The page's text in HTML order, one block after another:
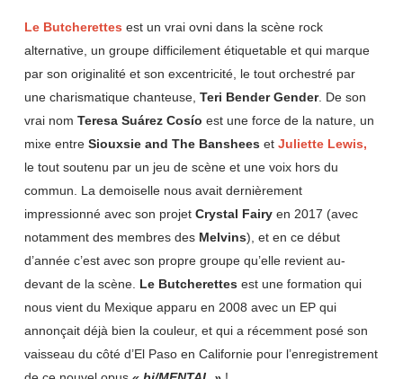
Le Butcherettes est un vrai ovni dans la scène rock
alternative, un groupe difficilement étiquetable et qui marque
par son originalité et son excentricité, le tout orchestré par
une charismatique chanteuse, Teri Bender Gender. De son
vrai nom Teresa Suárez Cosío est une force de la nature, un
mixe entre Siouxsie and The Banshees et Juliette Lewis,
le tout soutenu par un jeu de scène et une voix hors du
commun. La demoiselle nous avait dernièrement
impressionné avec son projet Crystal Fairyen 2017 (avec
notamment des membres des Melvins), et en ce début
d’année c’est avec son propre groupe qu’elle revient au-
devant de la scène. Le Butcherettes est une formation qui
nous vient du Mexique apparu en 2008 avec un EP qui
annonçait déjà bien la couleur, et qui a récemment posé son
vaisseau du côté d’El Paso en Californie pour l’enregistrement